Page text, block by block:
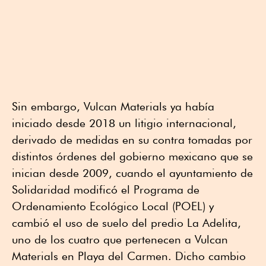
Sin embargo, Vulcan Materials ya había
iniciado desde 2018 un litigio internacional,
derivado de medidas en su contra tomadas por
distintos órdenes del gobierno mexicano que se
inician desde 2009, cuando el ayuntamiento de
Solidaridad modificó el Programa de
Ordenamiento Ecológico Local (POEL) y
cambió el uso de suelo del predio La Adelita,
uno de los cuatro que pertenecen a Vulcan
Materials en Playa del Carmen. Dicho cambio